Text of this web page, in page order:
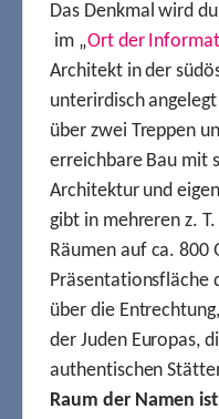
Das Denkmal wird
im „Ort der
Architekt in der
unterirdisch
über zwei Treppen
erreichbare Bau mit
Architektur und
gibt in mehreren z.
Räumen auf ca. 800
Präsentationsfläche
über die
der Juden Europas,
authentischen
Raum der Namen